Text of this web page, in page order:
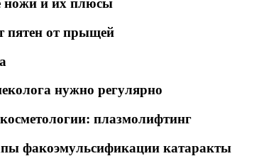
ножи и их плюсы
пятен от прыщей
нужно регулярно
плазмолифтинг
факоэмульсификации катаракты